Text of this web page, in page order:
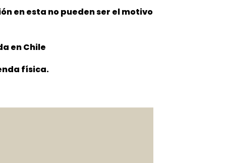
en esta no pueden ser elmotivo
en Chile
física.